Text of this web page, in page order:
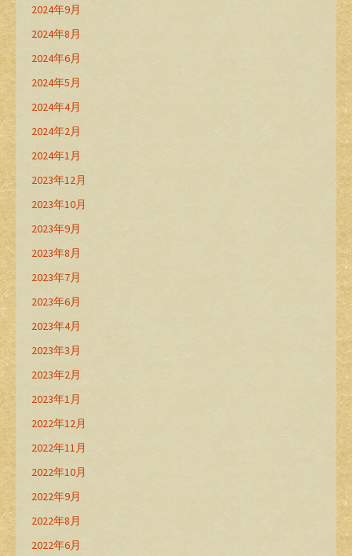
2024年9月
2024年8月
2024年6月
2024年5月
2024年4月
2024年2月
2024年1月
2023年12月
2023年10月
2023年9月
2023年8月
2023年7月
2023年6月
2023年4月
2023年3月
2023年2月
2023年1月
2022年12月
2022年11月
2022年10月
2022年9月
2022年8月
2022年6月